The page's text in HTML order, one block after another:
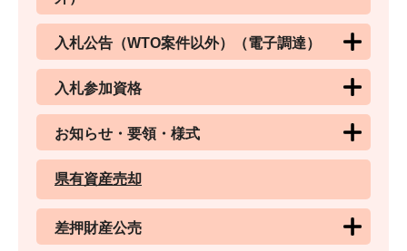
入札公告（WTO案件以外）（電子調達）
入札参加資格
お知らせ・要領・様式
県有資産売却
差押財産公売